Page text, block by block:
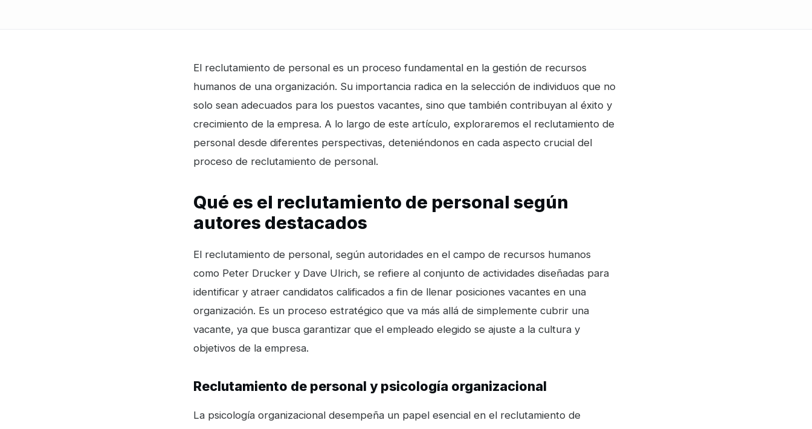
El reclutamiento de personal es un proceso fundamental en la gestión de recursos
humanos de una organización. Su importancia radica en la selección de individuos que no
solo sean adecuados para los puestos vacantes, sino que también contribuyan al éxito y
crecimiento de la empresa. A lo largo de este artículo, exploraremos el reclutamiento de
personal desde diferentes perspectivas, deteniéndonos en cada aspecto crucial del
proceso de reclutamiento de personal.
Qué es el reclutamiento de personal según
autores destacados
El reclutamiento de personal, según autoridades en el campo de recursos humanos
como Peter Drucker y Dave Ulrich, se refiere al conjunto de actividades diseñadas para
identificar y atraer candidatos calificados a fin de llenar posiciones vacantes en una
organización. Es un proceso estratégico que va más allá de simplemente cubrir una
vacante, ya que busca garantizar que el empleado elegido se ajuste a la cultura y
objetivos de la empresa.
Reclutamiento de personal y psicología organizacional
La psicología organizacional desempeña un papel esencial en el reclutamiento de